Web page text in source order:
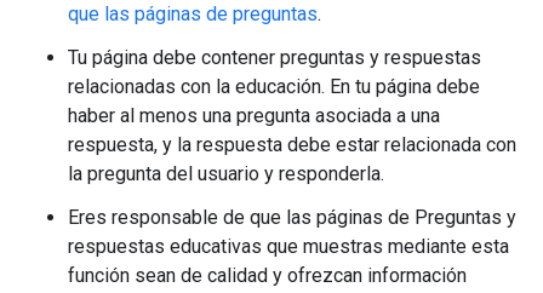
que las páginas de preguntas.
Tu página debe contener preguntas y respuestas
relacionadas con la educación. En tu página debe
haber al menos una pregunta asociada a una
respuesta, y la respuesta debe estar relacionada con
la pregunta del usuario y responderla.
Eres responsable de que las páginas de Preguntas y
respuestas educativas que muestras mediante esta
función sean de calidad y ofrezcan información